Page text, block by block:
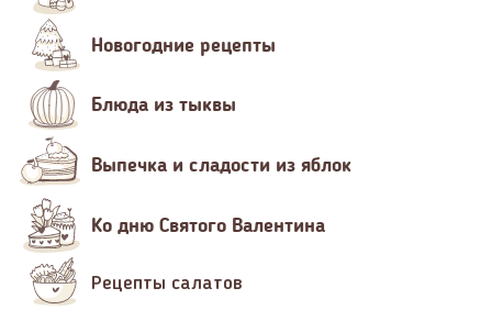
Новогодние рецепты
Блюда из тыквы
Выпечка и сладости из яблок
Ко дню Святого Валентина
Рецепты салатов